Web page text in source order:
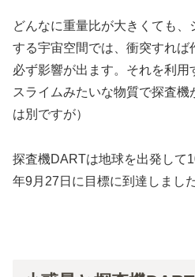
どんなに重量比が大きくても、
する宇宙空間では、衝突すれば
必ず影響が出ます。それを利
スライムみたいな物質で探査
は別ですが）
探査機DARTは地球を出発して
年9月27日に目標に到達しました